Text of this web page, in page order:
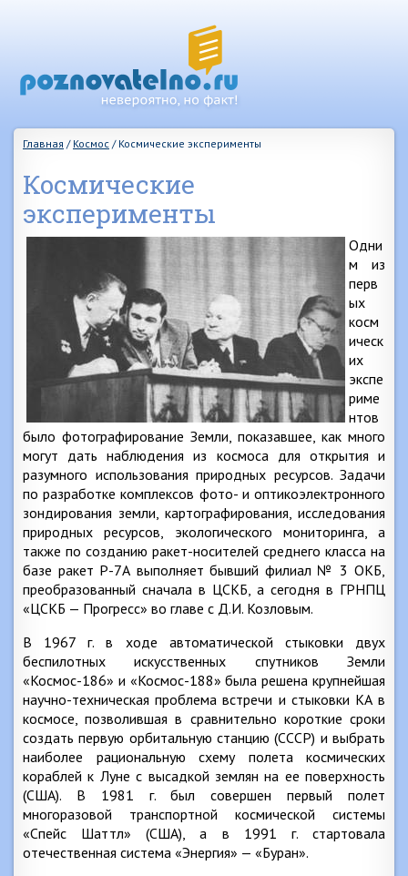
Главная / Космос / Космические эксперименты
Космические
эксперименты
Одни
м из
перв
ых
косм
ическ
их
экспе
риме
нтов
было фотографирование Земли, показавшее, как много
могут дать наблюдения из космоса для открытия и
разумного использования природных ресурсов. Задачи
по разработке комплексов фото- и оптикоэлектронного
зондирования земли, картографирования, исследования
природных ресурсов, экологического мониторинга, а
также по созданию ракет-носителей среднего класса на
базе ракет Р-7А выполняет бывший филиал № 3 ОКБ,
преобразованный сначала в ЦСКБ, а сегодня в ГРНПЦ
«ЦСКБ — Прогресс» во главе с Д.И. Козловым.
В 1967 г. в ходе автоматической стыковки двух
беспилотных искусственных спутников Земли
«Космос-186» и «Космос-188» была решена крупнейшая
научно-техническая проблема встречи и стыковки КА в
космосе, позволившая в сравнительно короткие сроки
создать первую орбитальную станцию (СССР) и выбрать
наиболее рациональную схему полета космических
кораблей к Луне с высадкой землян на ее поверхность
(США). В 1981 г. был совершен первый полет
многоразовой транспортной космической системы
«Спейс Шаттл» (США), а в 1991 г. стартовала
отечественная система «Энергия» — «Буран».